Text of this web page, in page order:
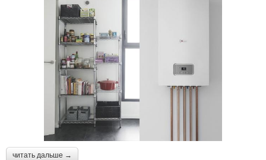
читать дальше →